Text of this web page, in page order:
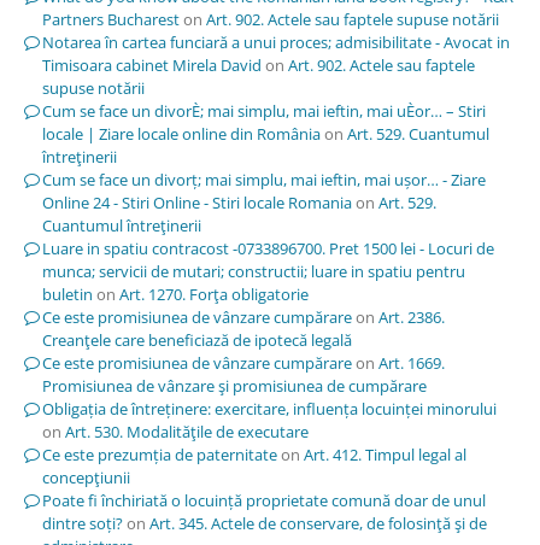
Partners Buchareston Art. 902. Actele sau faptele supuse notării
Notarea în cartea funciară a unui proces; admisibilitate - Avocat in
Timisoara cabinet Mirela David on Art. 902. Actele sau faptele
supuse notării
Cum se face un divorÈ; mai simplu, mai ieftin, mai uÈor… – Stiri
locale | Ziare locale online din Româniaon Art. 529. Cuantumul
întreţinerii
Cum se face un divorț; mai simplu, mai ieftin, mai ușor… - Ziare
Online 24 - Stiri Online - Stiri locale Romaniaon Art. 529.
Cuantumul întreţinerii
Luare in spatiu contracost -0733896700. Pret 1500 lei - Locuri de
munca; servicii de mutari; constructii; luare in spatiu pentru
buletin on Art. 1270. Forţa obligatorie
Ce este promisiunea de vânzare cumpărareon Art. 2386.
Creanţele care beneficiază de ipotecă legală
Ce este promisiunea de vânzare cumpărareon Art. 1669.
Promisiunea de vânzare şi promisiunea de cumpărare
Obligația de întreținere: exercitare, influența locuinței minorului
on Art. 530. Modalităţile de executare
Ce este prezumția de paternitateon Art. 412. Timpul legal al
concepţiunii
Poate fi închiriată o locuință proprietate comună doar de unul
dintre soți?on Art. 345. Actele de conservare, de folosinţă şi de